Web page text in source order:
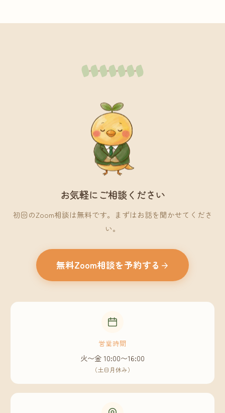
お気軽にご相談ください
初回のZoom相談は無料です。まずはお話を聞かせてくださ
い。
無料Zoom相談を予約する
営業時間
火〜金 10:00〜16:00
（土日月休み）